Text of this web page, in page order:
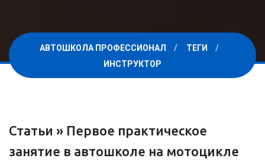
АВТОШКОЛА ПРОФЕССИОНАЛ
ТЕГИ
ИНСТРУКТОР
Статьи » Первое практическое
занятие в автошколе на мотоцикле